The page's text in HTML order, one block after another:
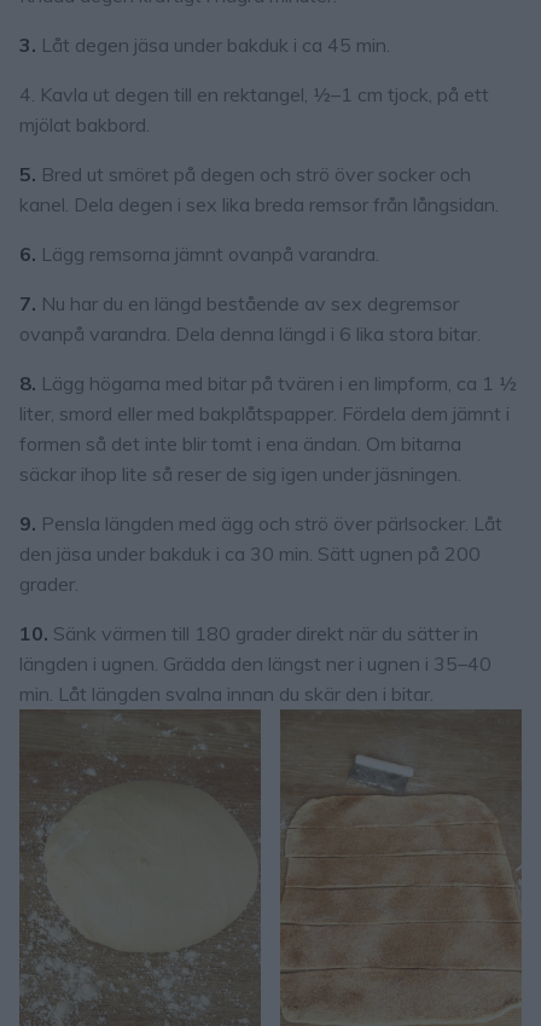
3. Låt degen jäsa under bakduk i ca 45 min.
4. Kavla ut degen till en rektangel, ½–1 cm tjock, på ett
mjölat bakbord.
5. Bred ut smöret på degen och strö över socker och
kanel. Dela degen i sex lika breda remsor från långsidan.
6. Lägg remsorna jämnt ovanpå varandra.
7. Nu har du en längd bestående av sex degremsor
ovanpå varandra. Dela denna längd i 6 lika stora bitar.
8. Lägg högarna med bitar på tvären i en limpform, ca 1 ½
liter, smord eller med bakplåtspapper. Fördela dem jämnt i
formen så det inte blir tomt i ena ändan. Om bitarna
säckar ihop lite så reser de sig igen under jäsningen.
9. Pensla längden med ägg och strö över pärlsocker. Låt
den jäsa under bakduk i ca 30 min. Sätt ugnen på 200
grader.
10. Sänk värmen till 180 grader direkt när du sätter in
längden i ugnen. Grädda den längst ner i ugnen i 35–40
min. Låt längden svalna innan du skär den i bitar.